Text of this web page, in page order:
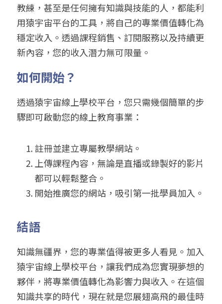
教練，甚至是任何擁有知識與技能的人，都能利
用猿宇宙平台的工具，將自己的專業價值轉化為
穩定收入。透過課程銷售、訂閱服務以及持續更
新內容，您的收入潛力無可限量。
如何開始？
透過猿宇宙線上學校平台，您只需幾個簡單的步
驟即可啟動您的線上教育事業：
註冊並建立專屬教學網站。
上傳課程內容，無論是直播或錄製好的影片
都可以輕鬆整合。
開始推廣您的網站，吸引第一批學員加入。
結語
知識無疆界，您的專業值得被更多人看見。加入
猿宇宙線上學校平台，讓我們成為您實現夢想的
夥伴，將專業價值轉化為影響力與收入。在這個
知識共享的時代，現在就是您展翅高飛的最佳時